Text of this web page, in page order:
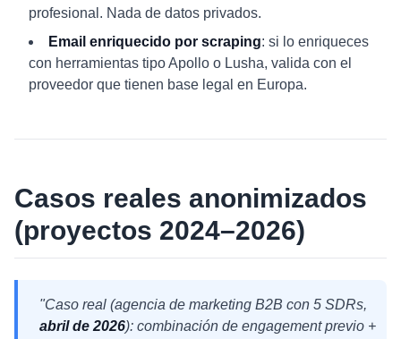
profesional. Nada de datos privados.
Email enriquecido por scraping: si lo enriqueces
con herramientas tipo Apollo o Lusha, valida con el
proveedor que tienen base legal en Europa.
Casos reales anonimizados
(proyectos 2024–2026)
"Caso real (agencia de marketing B2B con 5 SDRs,
abril de 2026): combinación de engagement previo +